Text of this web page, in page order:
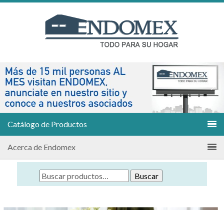
Catálogo de Productos
Acerca de Endomex
Buscar